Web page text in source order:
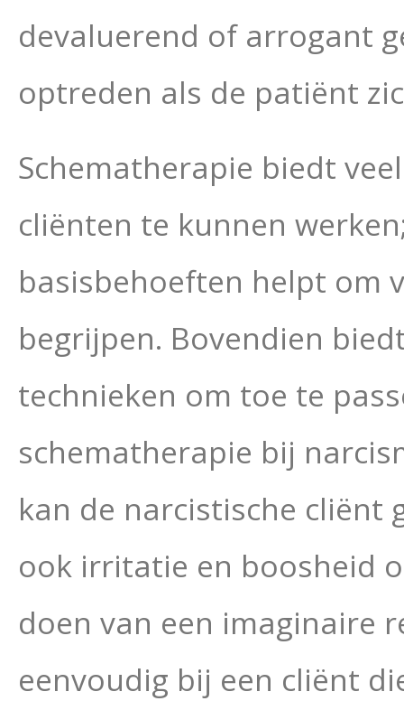
devaluerend of arrogant
optreden als de patiënt
Schematherapie biedt
cliënten te kunnen
basisbehoeften helpt om
begrijpen. Bovendien
technieken om toe te
schematherapie bij
kan de narcistische cliënt
ook irritatie en boosheid
doen van een imaginaire
eenvoudig bij een cliënt